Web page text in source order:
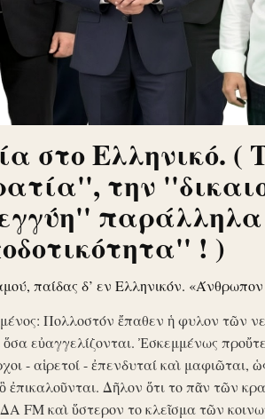
στο Ελληνικό. (
την
! )
παίδας δ’ εν Ελληνικόν.
Πολλοστόν ἔπαθεν ἡ φυλον τῶν
ὅσα εὐαγγελίζονται. Ἐσκεμμένως
- αἱρετοί - ἐπενδυταί καὶ μαφιῶται,
ἐπικαλοῦνται. Δῆλον ὅτι το πᾶν τῶν
FM καὶ ὕστερον το κλεῖσμα τῶν